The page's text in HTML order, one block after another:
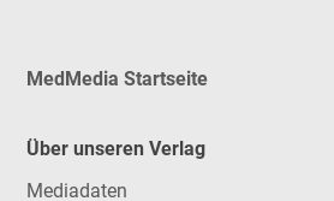
MedMedia Startseite
Über unseren Verlag
Mediadaten